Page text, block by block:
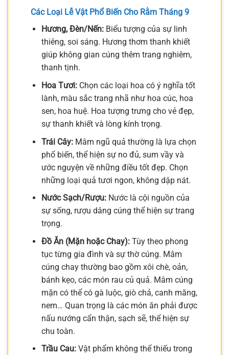
Các Loại Lễ Vật Phổ Biến Cho Rằm Tháng 9
Hương, Đèn/Nến:Biểu tượng của sự linh
thiêng, soi sáng. Hương thơm thanh khiết
giúp không gian cúng thêm trang nghiêm,
thanh tịnh.
Hoa Tươi:Chọn các loại hoa có ý nghĩa tốt
lành, màu sắc trang nhã như hoa cúc, hoa
sen, hoa huệ. Hoa tượng trưng cho vẻ đẹp,
sự thanh khiết và lòng kính trọng.
Trái Cây:Mâm ngũ quả thường là lựa chọn
phổ biến, thể hiện sự no đủ, sum vầy và
ước nguyện về những điều tốt đẹp. Chọn
những loại quả tươi ngon, không dập nát.
Nước Sạch/Rượu:Nước là cội nguồn của
sự sống, rượu dâng cúng thể hiện sự trang
trọng.
Đồ Ăn (Mặn hoặc Chay):Tùy theo phong
tục từng gia đình và sự thờ cúng. Mâm
cúng chay thường bao gồm xôi chè, oản,
bánh kẹo, các món rau củ quả. Mâm cúng
mặn có thể có gà luộc, giò chả, canh măng,
nem… Quan trọng là các món ăn phải được
nấu nướng cẩn thận, sạch sẽ, thể hiện sự
chu toàn.
Trầu Cau:Vật phẩm không thể thiếu trong